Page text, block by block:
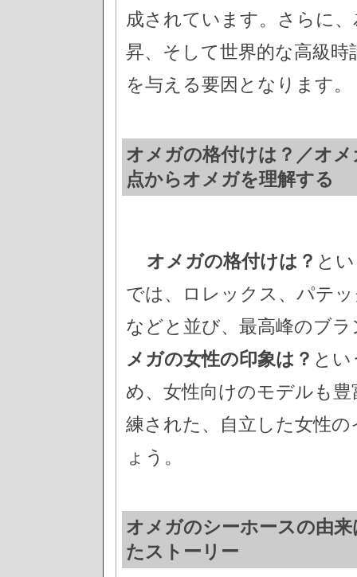
成されています。さらに
昇、そして世界的な高級
を与える要因となります。
オメガの格付けは？／オ
点からオメガを理解する
オメガの格付けは？ と
では、ロレックス、パテ
などと並び、最高峰のブ
メガの女性の印象は？ と
め、女性向けのモデルも
練された、自立した女性
ょう。
オメガのシーホースの由
たストーリー